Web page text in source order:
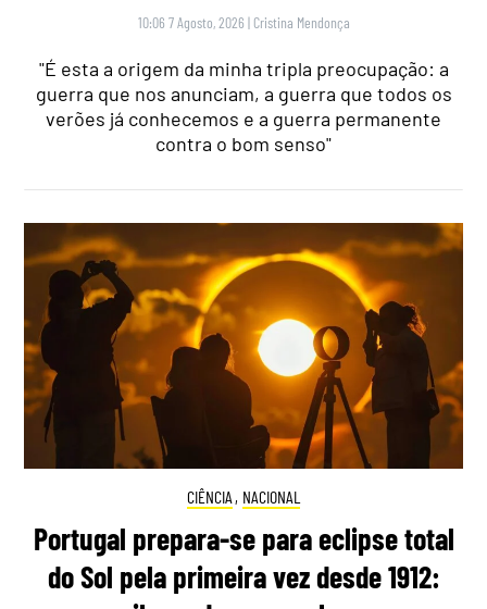
10:06 7 Agosto, 2026 | Cristina Mendonça
"É esta a origem da minha tripla preocupação: a
guerra que nos anunciam, a guerra que todos os
verões já conhecemos e a guerra permanente
contra o bom senso"
CIÊNCIA , NACIONAL
Portugal prepara-se para eclipse total
do Sol pela primeira vez desde 1912: